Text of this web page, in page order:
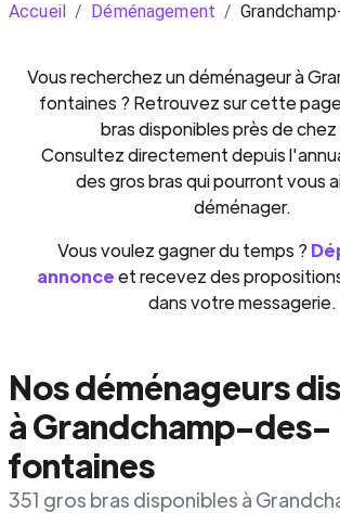
Accueil / Déménagement /
Vous recherchez undéménageurà
fontaines ? Retrouvez sur cette
bras disponibles près de chez
Consultez directement depuis
des gros bras qui pourront vous
déménager.
Vous voulez gagner du temps ?
annonceet recevez des
dans votre messagerie.
Nos déménageurs
à Grandchamp-des-
fontaines
351 gros bras disponibles à